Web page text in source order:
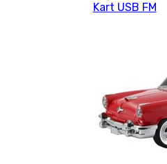
Kart USB FM